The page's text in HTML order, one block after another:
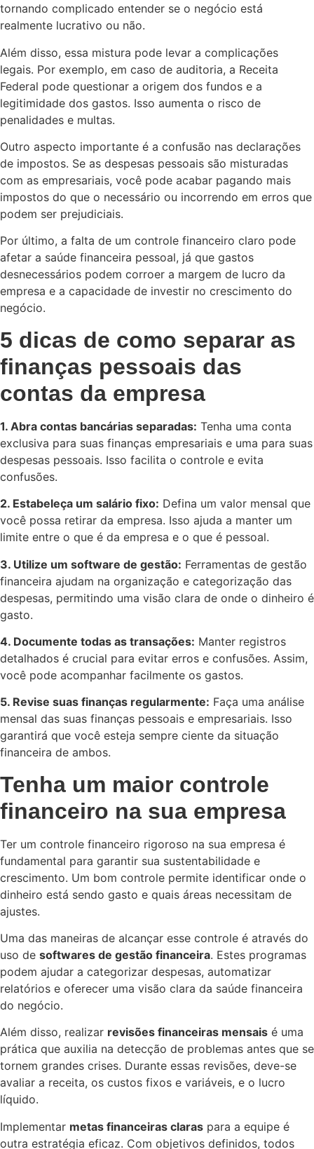
tornando complicado entender se o negócio está
realmente lucrativo ou não.
Além disso, essa mistura pode levar a complicações
legais. Por exemplo, em caso de auditoria, a Receita
Federal pode questionar a origem dos fundos e a
legitimidade dos gastos. Isso aumenta o risco de
penalidades e multas.
Outro aspecto importante é a confusão nas declarações
de impostos. Se as despesas pessoais são misturadas
com as empresariais, você pode acabar pagando mais
impostos do que o necessário ou incorrendo em erros que
podem ser prejudiciais.
Por último, a falta de um controle financeiro claro pode
afetar a saúde financeira pessoal, já que gastos
desnecessários podem corroer a margem de lucro da
empresa e a capacidade de investir no crescimento do
negócio.
5 dicas de como separar as
finanças pessoais das
contas da empresa
1. Abra contas bancárias separadas: Tenha uma conta
exclusiva para suas finanças empresariais e uma para suas
despesas pessoais. Isso facilita o controle e evita
confusões.
2. Estabeleça um salário fixo: Defina um valor mensal que
você possa retirar da empresa. Isso ajuda a manter um
limite entre o que é da empresa e o que é pessoal.
3. Utilize um software de gestão: Ferramentas de gestão
financeira ajudam na organização e categorização das
despesas, permitindo uma visão clara de onde o dinheiro é
gasto.
4. Documente todas as transações: Manter registros
detalhados é crucial para evitar erros e confusões. Assim,
você pode acompanhar facilmente os gastos.
5. Revise suas finanças regularmente: Faça uma análise
mensal das suas finanças pessoais e empresariais. Isso
garantirá que você esteja sempre ciente da situação
financeira de ambos.
Tenha um maior controle
financeiro na sua empresa
Ter um controle financeiro rigoroso na sua empresa é
fundamental para garantir sua sustentabilidade e
crescimento. Um bom controle permite identificar onde o
dinheiro está sendo gasto e quais áreas necessitam de
ajustes.
Uma das maneiras de alcançar esse controle é através do
uso de softwares de gestão financeira. Estes programas
podem ajudar a categorizar despesas, automatizar
relatórios e oferecer uma visão clara da saúde financeira
do negócio.
Além disso, realizar revisões financeiras mensais é uma
prática que auxilia na detecção de problemas antes que se
tornem grandes crises. Durante essas revisões, deve-se
avaliar a receita, os custos fixos e variáveis, e o lucro
líquido.
Implementar metas financeiras claras para a equipe é
outra estratégia eficaz. Com objetivos definidos, todos